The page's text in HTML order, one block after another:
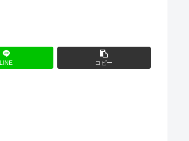
LINE コピー